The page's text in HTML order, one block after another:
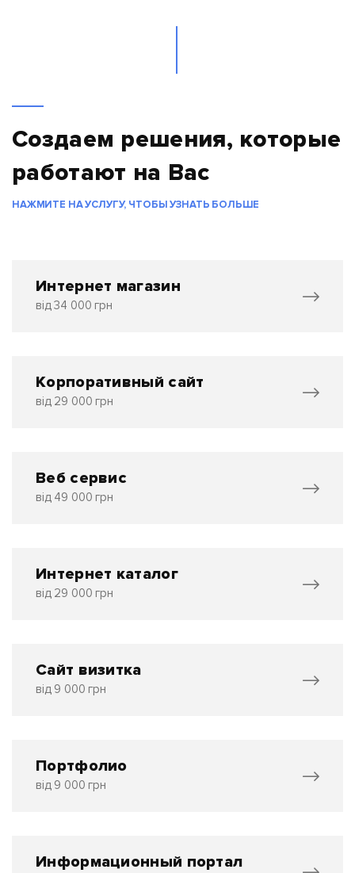
Создаем решения, которые
работают на Вас
НАЖМИТЕ НА УСЛУГУ, ЧТОБЫ УЗНАТЬ БОЛЬШЕ
Интернет магазин
від 34 000 грн
Корпоративный сайт
від 29 000 грн
Веб сервис
від 49 000 грн
Интернет каталог
від 29 000 грн
Сайт визитка
від 9 000 грн
Портфолио
від 9 000 грн
Информационный портал